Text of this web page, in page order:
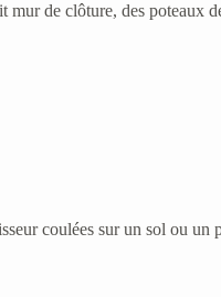
de clôture, des poteaux
coulées sur un sol ou